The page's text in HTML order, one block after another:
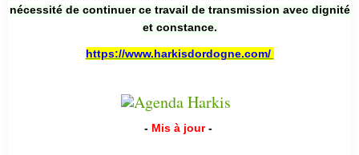
nécessité de continuer ce travail de transmission avec dignité
et constance.
https://www.harkisdordogne.com/
- Mis à jour -